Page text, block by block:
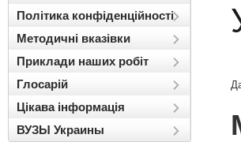
Політика конфіденційності
Методичні вказівки
Приклади наших робіт
Глосарій
Цікава інформація
ВУЗЫ Украины